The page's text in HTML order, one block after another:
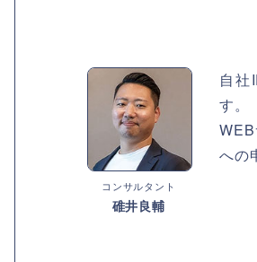
コンサルタント
碓井良輔
自社
す。
への